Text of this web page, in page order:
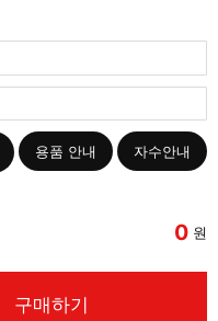
용품 안내 자수안내
0 원
구매하기